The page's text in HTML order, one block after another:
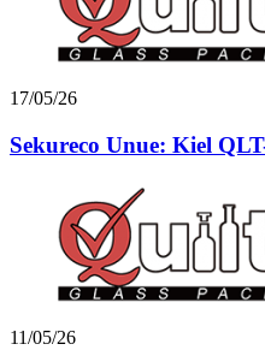
17/05/26
Sekureco Unue: Kiel
11/05/26